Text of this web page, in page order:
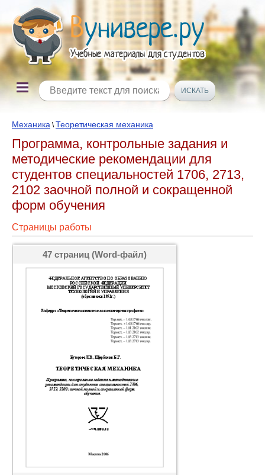
Механика \Теоретическая механика
Программа, контрольные задания и
методические рекомендации для
студентов специальностей 1706, 2713,
2102 заочной полной и сокращенной
форм обучения
Страницы работы
47 страниц (Word-файл)